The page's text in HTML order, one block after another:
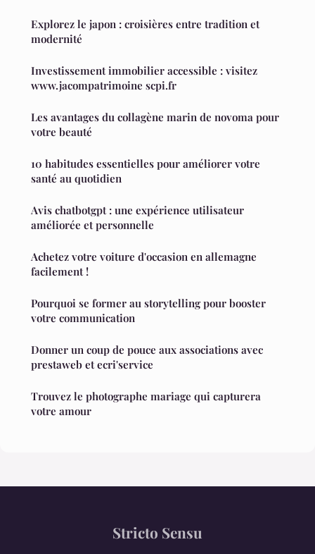
Explorez le japon : croisières entre tradition et
modernité
Investissement immobilier accessible : visitez
www.jacompatrimoine scpi.fr
Les avantages du collagène marin de novoma pour
votre beauté
10 habitudes essentielles pour améliorer votre
santé au quotidien
Avis chatbotgpt : une expérience utilisateur
améliorée et personnelle
Achetez votre voiture d'occasion en allemagne
facilement !
Pourquoi se former au storytelling pour booster
votre communication
Donner un coup de pouce aux associations avec
prestaweb et ecri'service
Trouvez le photographe mariage qui capturera
votre amour
Stricto Sensu